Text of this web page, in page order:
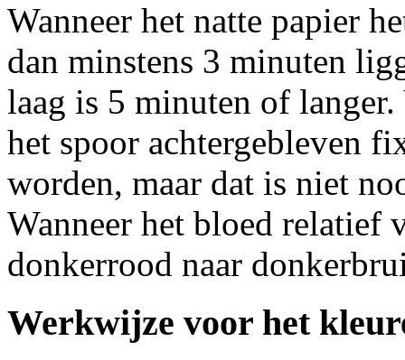
Wanneer het natte papier
dan minstens 3 minuten
laag is 5 minuten of
het spoor achtergebleven
worden, maar dat is niet
Wanneer het bloed relatief
donkerrood naar
Werkwijze voor het